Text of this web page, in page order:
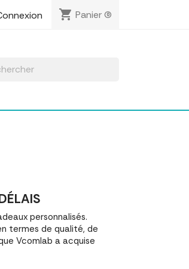
shopping_cart Panier(0)
personnalisés.
termes de qualité, de
Vcomlab a acquise